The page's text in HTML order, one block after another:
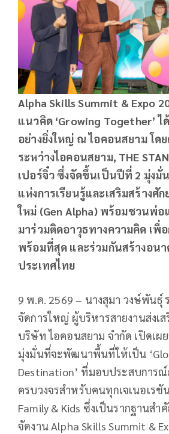
Alpha Skills Summit & Expo
แนวคิด ‘Growing Together’ไ
อย่างยิ่งใหญ่ ณ ไอคอนสยาม โด
ระหว่างไอคอนสยาม, THE
เปอร์จิ๋ว ซึ่งจัดขึ้นเป็นปีที่ 2 มุ่งมั่
แห่งการเรียนรู้และเสริมสร้างศั
ใหม่ (Gen Alpha) พร้อมชวนพ่อ
มาร่วมติดอาวุธทางความคิด เพื่อ
พร้อมที่สุด และร่วมกันสร้างอน
ประเทศไทย
9 พ.ค. 2569 – นางสุมา วงษ์พันธุ์
จัดการใหญ่ ผู้บริหารสายงานส่งเ
บริษัท ไอคอนสยาม จำกัด เปิดเผ
มุ่งมั่นที่จะพัฒนาพื้นที่ให้เป็น
Destination’ ที่มอบประสบการณ์
ครบวงจรสำหรับคนทุกเจเนอเรชั
Family & Kids ซึ่งเป็นรากฐานสำ
จัดงาน Alpha Skills Summit &